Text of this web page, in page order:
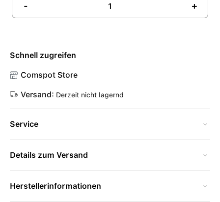
- +
Schnell zugreifen
Comspot Store
Versand: Derzeit nicht lagernd
Service
Details zum Versand
Herstellerinformationen